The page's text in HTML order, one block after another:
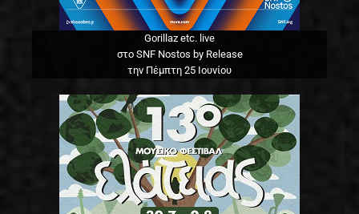
Gorillaz etc. live
στο SNF Nostos by Release
την Πέμπτη 25 Ιουνίου